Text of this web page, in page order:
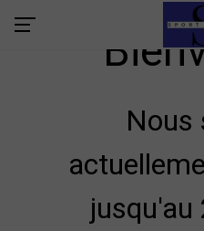
Nous
jusqu'au